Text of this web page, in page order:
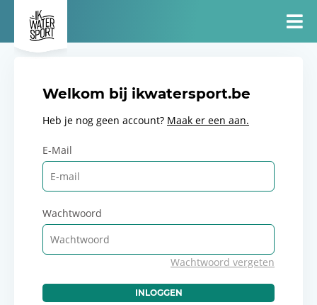
Welkom bij ikwatersport.be
Heb je nog geen account? Maak er een aan.
E-Mail
Wachtwoord
Wachtwoord vergeten
INLOGGEN